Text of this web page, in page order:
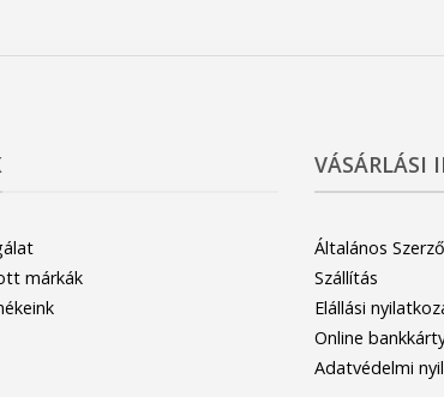
márkák
VÁSÁRLÁSI
Általános
Szállítás
Elállási
Online
Adatvédelmi